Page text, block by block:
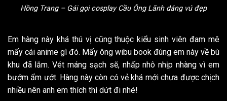
Hồng Trang – Gái gọi cosplay Cầu Ông Lãnh dáng vú đẹp
Em hàng này khá thú vị cũng thuộc kiểu sinh viên đam mê
mấy cái anime gì đó. Mấy ông wibu book đúng em này về bù
khu đã lắm. Vét máng sạch sẽ, nhấp nhô nhịp nhàng vì em
bướm ẩm ướt. Hàng này còn có vẻ khá mới chưa được chịch
nhiều nên anh em thích thì dứt đi nhé!